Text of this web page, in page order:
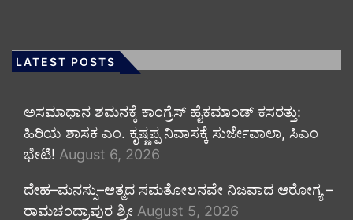
LATEST POSTS
ಅಸಮಾಧಾನ ಶಮನಕ್ಕೆ ಕಾಂಗ್ರೆಸ್ ಹೈಕಮಾಂಡ್ ಕಸರತ್ತು:
ಹಿರಿಯ ಶಾಸಕ ಎಂ. ಕೃಷ್ಣಪ್ಪ ನಿವಾಸಕ್ಕೆ ಸುರ್ಜೇವಾಲಾ, ಸಿಎಂ
ಭೇಟಿ! August 6, 2026
ದೇಹ–ಮನಸ್ಸು–ಆತ್ಮದ ಸಮತೋಲನವೇ ನಿಜವಾದ ಆರೋಗ್ಯ –
ರಾಮಚಂದ್ರಾಪುರ ಶ್ರೀ August 5, 2026